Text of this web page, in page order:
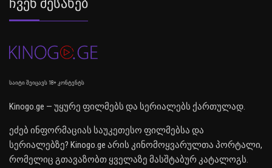
Ჩვენ Შესახებ
საიტი შეიცავს 18+ კონტენტს
Kinogo.ge — უყურე ფილმებს და სერიალებს ქართულად.
ეძებ ინფორმაციას საუკეთესო ფილმებსა და
სერიალებზე? Kinogo.ge არის კინომოყვარულთა პორტალი,
რომელიც გთავაზობთ ყველაზე მასშტაბურ კატალოგს.